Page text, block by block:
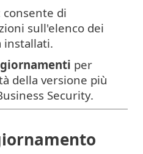
consente di
sull'elenco dei
installati.
per
della versione più
Security.